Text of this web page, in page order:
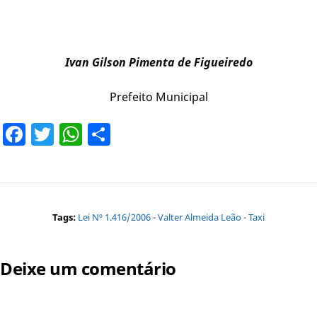
Ivan Gilson Pimenta de Figueiredo
Prefeito Municipal
Facebook
TwitterWhatsApp
Tags: Lei Nº 1.416/2006 - Valter Almeida Leão - Taxi
Deixe um comentário